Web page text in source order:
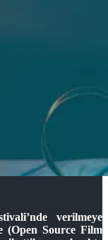
verilmeye
(Open Source Film